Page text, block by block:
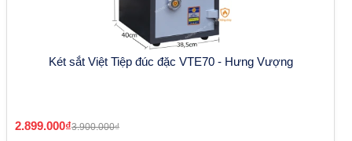
Két sắt Việt Tiệp đúc đặc VTE70 - Hưng Vượng
2.899.000₫3.900.000₫